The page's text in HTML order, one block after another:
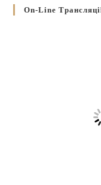
On-Line